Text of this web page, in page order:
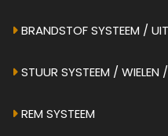
BRANDSTOF SYSTEEM /
STUUR SYSTEEM / WIELEN
REM SYSTEEM